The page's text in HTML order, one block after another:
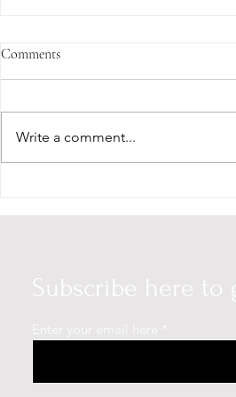
Comments
Write a comment...
Subscribe here to
Enter your email here